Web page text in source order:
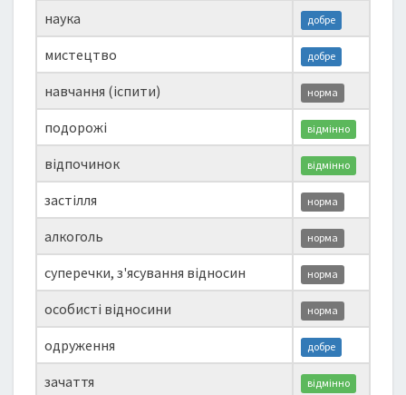
наука добре
мистецтво добре
навчання (іспити) норма
подорожі відмінно
відпочинок відмінно
застілля норма
алкоголь норма
суперечки, з'ясування відносин норма
особисті відносини норма
одруження добре
зачаття відмінно